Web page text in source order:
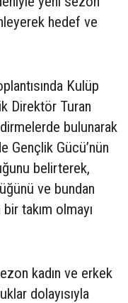
hedef ve
Kulüp
Direktör Turan
bulunarak
Gençlik Gücü’nün
belirterek,
ve bundan
takım olmayı
kadın ve erkek
dolayısıyla